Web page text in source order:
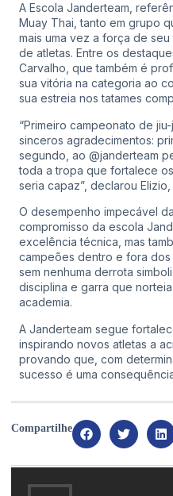
A Escola Janderteam,
Muay Thai, tanto em grupo
mais uma vez a força de
de atletas. Entre os
Carvalho, que também é
sua vitória na categoria ao
sua estreia nos tatames
“Primeiro campeonato de
sinceros agradecimentos:
segundo, ao @janderteam
toda a tropa que fortalece
seria capaz”, declarou
O desempenho impecável
compromisso da escola
excelência técnica, mas
campeões dentro e fora dos
sem nenhuma derrota
disciplina e garra que
academia.
A Janderteam segue
inspirando novos atletas a
provando que, com
sucesso é uma
Compartilhe